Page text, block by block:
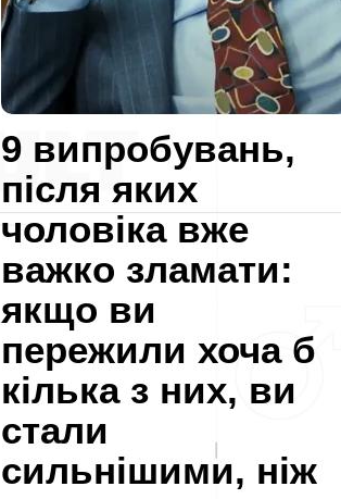
9 випробувань,
після яких
чоловіка вже
важко зламати:
якщо ви
пережили хоча б
кілька з них, ви
стали
сильнішими, ніж